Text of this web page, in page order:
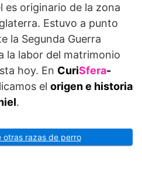
es originario de la zona
Estuvo a punto
la Segunda Guerra
la labor del matrimonio
hoy. En CuriSfera-
el origen e historia
.
otras razas de perro